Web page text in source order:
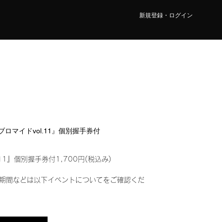
新規登録・ログイン
ロマイドvol.11』個別握手券付
』個別握手券付1,700円(税込み)
間などは以下イベントについてをご確認くだ